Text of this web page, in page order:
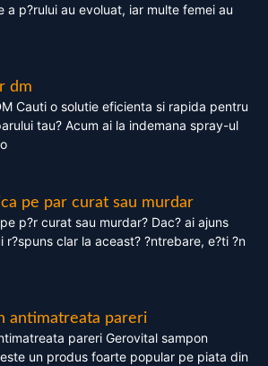
a p?rului au evoluat, iar multe femei au
dm
Cauti o solutie eficienta si rapida pentru
tau? Acum ai la indemana spray-ul
pe par curat sau murdar
p?r curat sau murdar? Dac? ai ajuns
r?spuns clar la aceast? ?ntrebare, e?ti ?n
antimatreata pareri
pareri Gerovital sampon
un produs foarte popular pe piata din